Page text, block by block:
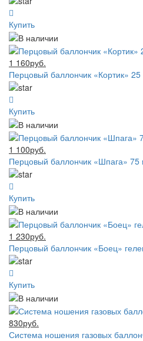
Купить
1 160руб.
Перцовый баллончик «Кортик»
Купить
1 100руб.
Перцовый баллончик «Шпага» 75
Купить
1 230руб.
Перцовый баллончик «Боец»
Купить
830руб.
Система ношения газовых